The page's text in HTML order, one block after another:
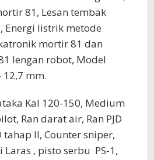
81, Lesan tembak
Energi listrik metode
mortir 81 dan
lengan robot, Model
12,7 mm.
Kal 120-150, Medium
Ran darat air, Ran PJD
tahap II, Counter sniper,
, pisto serbu PS-1,